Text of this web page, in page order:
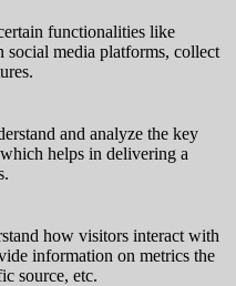
functionalities like
social media platforms, collect
and analyze the key
helps in delivering a
how visitors interact with
information on metrics the
source, etc.